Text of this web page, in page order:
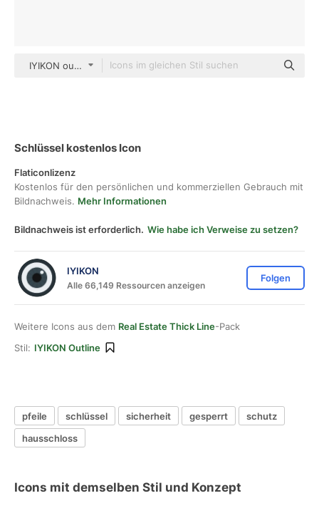
IYIKON outline
Schlüssel kostenlos Icon
Flaticonlizenz
Kostenlos für den persönlichen und kommerziellen Gebrauch mit
Bildnachweis. Mehr Informationen
Bildnachweis ist erforderlich. Wie habe ich Verweise zu setzen?
IYIKON
Alle 66,149 Ressourcen anzeigen
Folgen
Weitere Icons aus dem Real Estate Thick Line-Pack
Stil: IYIKON Outline
pfeile schlüssel sicherheit gesperrt
schutz
hausschloss
Icons mit demselben Stil und Konzept